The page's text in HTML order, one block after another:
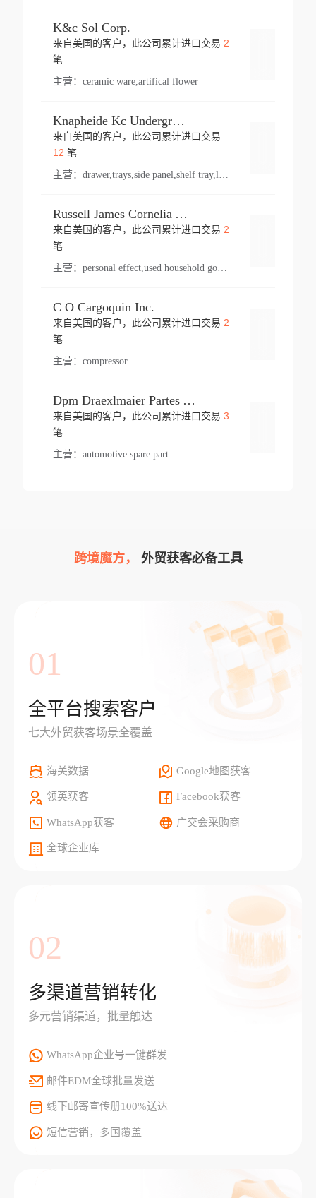
K&c Sol Corp.
来自美国的客户，此公司累计进口交易 2
笔
主营： ceramic ware,artifical flower
Knapheide Kc Underground
来自美国的客户，此公司累计进口交易
12 笔
主营：
Russell James Cornelia Arlington Va
来自美国的客户，此公司累计进口交易 2
笔
主营： personal effect,used household goods
C O Cargoquin Inc.
来自美国的客户，此公司累计进口交易 2
笔
主营： compressor
Dpm Draexlmaier Partes Automotrices Corr Ind Huejotzingo
来自美国的客户，此公司累计进口交易 3
笔
主营： automotive spare part
跨境魔方， 外贸获客必备工具
01
全平台搜索客户
七大外贸获客场景全覆盖
海关数据 Google地图获客
领英获客 Facebook获客
WhatsApp获客 广交会采购商
全球企业库
02
多渠道营销转化
多元营销渠道，批量触达
WhatsApp企业号一键群发
邮件EDM全球批量发送
线下邮寄宣传册100%送达
短信营销，多国覆盖